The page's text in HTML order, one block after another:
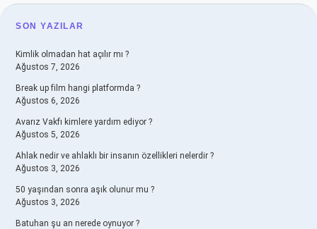
SIDEBAR
SON YAZILAR
Kimlik olmadan hat açılır mı ?
Ağustos 7, 2026
Break up film hangi platformda ?
Ağustos 6, 2026
Avarız Vakfı kimlere yardım ediyor ?
Ağustos 5, 2026
Ahlak nedir ve ahlaklı bir insanın özellikleri nelerdir ?
Ağustos 3, 2026
50 yaşından sonra aşık olunur mu ?
Ağustos 3, 2026
Batuhan şu an nerede oynuyor ?